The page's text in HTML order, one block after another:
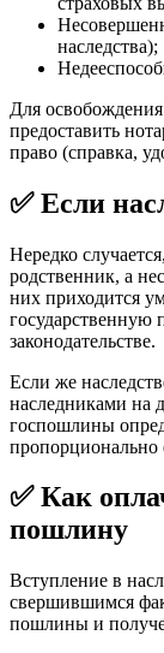
наследства);
Для
предоставить
право (справка,
✅ Если
Нередко
родственник, а
них приходится
государственную
законодательстве.
Если же
наследниками на
госпошлины
пропорционально
✅ Как
пошлину
Вступление в
свершившимся
пошлины и